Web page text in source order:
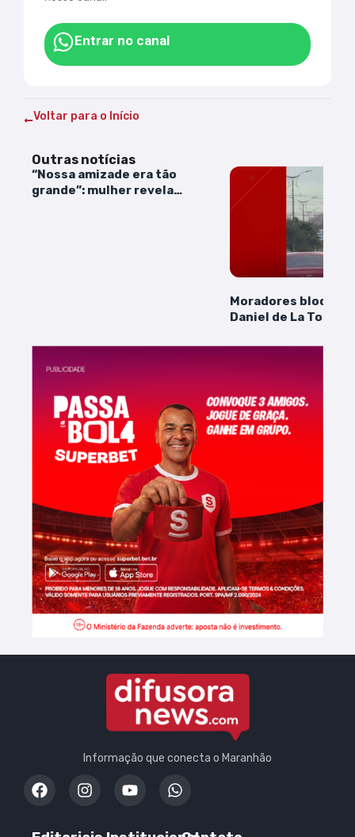
Entrar no canal
Voltar para o Início
Outras notícias
“Nossa amizade era tão
grande”: mulher revela
Moradores
Daniel de La
problemas de
Informação que conecta o Maranhão